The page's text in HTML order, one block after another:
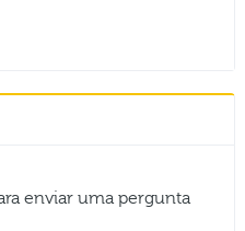
enviar uma pergunta